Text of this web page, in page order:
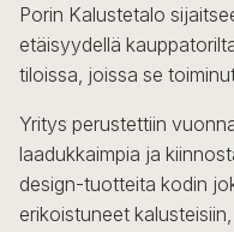
tehdä
valinnat
tuotteen
sivulla.
Porin Kalustetalo
etäisyydellä
tiloissa, joissa se
Yritys perustettiin
laadukkaimpia ja
design-tuotteita kodin
erikoistuneet